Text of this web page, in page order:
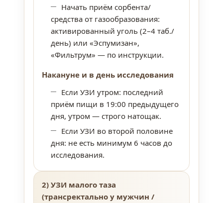
Начать приём сорбента/
средства от газообразования:
активированный уголь (2–4 таб./
день) или «Эспумизан»,
«Фильтрум» — по инструкции.
Накануне и в день исследования
Если УЗИ утром: последний
приём пищи в 19:00 предыдущего
дня, утром — строго натощак.
Если УЗИ во второй половине
дня: не есть минимум 6 часов до
исследования.
2) УЗИ малого таза
(трансректально у мужчин /